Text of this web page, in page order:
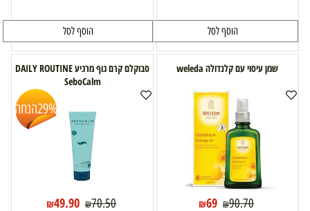
הוסף לסל הוסף לסל
שמן עיסוי עם קלנדולה weleda
₪90.70
₪69
סבוקלם קרם גוף מרגיע DAILY ROUTINE
SeboCalm
29%הנחה
₪70.50
₪49.90